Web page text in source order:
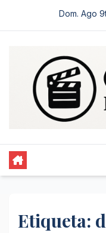
Dom. Ago
Etiqueta: